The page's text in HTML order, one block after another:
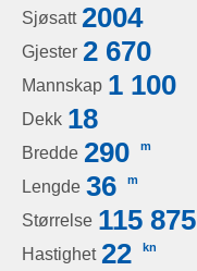
Sjøsatt 2004
Gjester 2 670
Mannskap 1 100
Dekk 18
Bredde 290 m
Lengde 36 m
Størrelse 115 875
Hastighet 22 kn